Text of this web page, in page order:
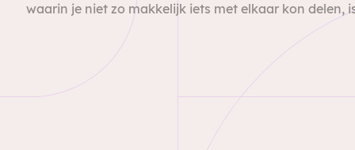
waarin je niet zo makkelijk iets met elkaar kon delen,